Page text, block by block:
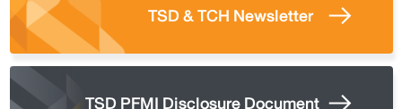
TSD & TCH Newsletter